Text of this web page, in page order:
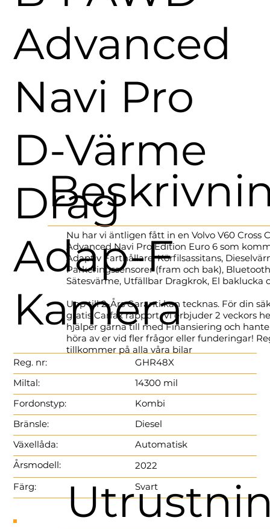
GHR48X
Reg. nr:
Miltal:
14300 mil
Kombi
2022
Automatisk
Diesel
Årsmodell:
Växellåda:
Färg:
Bränsle:
Fordonstyp​:
Svart
Advanced
Navi Pro
D-Värme
Drag
Adap-F
Kamera
Nu har vi äntligen fått in en Volvo V60 Cross
Advanced Navi Pro Edition Euro 6 som
Adaptiv Farthållare, Körfilsassitans,
Parkeringssensorer (fram och bak),
Sätesvärme, Utfällbar Dragkrok, El baklucka
Upp till 2-Års Garanti kan tecknas. För din
gratis Carfax rapport. Vi erbjuder 2 veckors
hjälper gärna till med Finansiering och
höra av er vid fler frågor eller funderingar!
tillkommer på alla våra bilar